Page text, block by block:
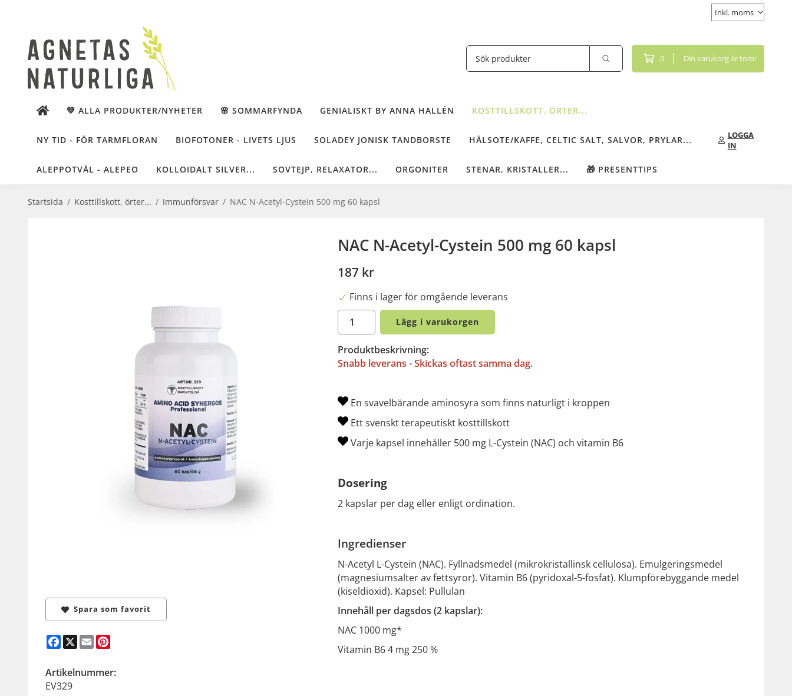
0 Din varukorg är tom!
💚 ALLA PRODUKTER/NYHETER 🌸 SOMMARFYNDA GENIALISKT BY ANNA HALLÉN KOSTTILLSKOTT, ÖRTER...
NY TID - FÖR TARMFLORAN BIOFOTONER - LIVETS LJUS SOLADEY JONISK TANDBORSTE HÄLSOTE/KAFFE, CELTIC SALT, SALVOR, PRYLAR...
ALEPPOTVÅL - ALEPEO KOLLOIDALT SILVER... SOVTEJP, RELAXATOR... ORGONITER STENAR, KRISTALLER... 🎁 PRESENTTIPS
LOGGA
IN
Startsida / Kosttillskott, örter... / Immunförsvar / NAC N-Acetyl-Cystein 500 mg 60 kapsl
NAC N-Acetyl-Cystein 500 mg 60 kapsl
187 kr
Finns i lager för omgående leverans
Lägg i varukorgen
Produktbeskrivning:
Snabb leverans - Skickas oftast samma dag.
En svavelbärande aminosyra som finns naturligt i kroppen
Ett svenskt terapeutiskt kosttillskott
Varje kapsel innehåller 500 mg L-Cystein (NAC) och vitamin B6
Dosering
2 kapslar per dag eller enligt ordination.
Ingredienser
N-Acetyl L-Cystein (NAC). Fyllnadsmedel (mikrokristallinsk cellulosa). Emulgeringsmedel
(magnesiumsalter av fettsyror). Vitamin B6 (pyridoxal-5-fosfat). Klumpförebyggande medel
(kiseldioxid). Kapsel: Pullulan
Innehåll per dagsdos (2 kapslar):
NAC 1000 mg*
Vitamin B6 4 mg 250 %
Spara som favorit
Facebook
X Email
Artikelnummer:
EV329